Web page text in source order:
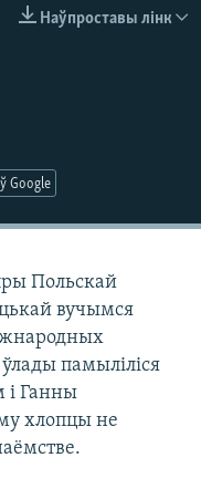
Наўпроставы лінк
Google
Польскай
вучымся
памыліліся
і Ганны
хлопцы не